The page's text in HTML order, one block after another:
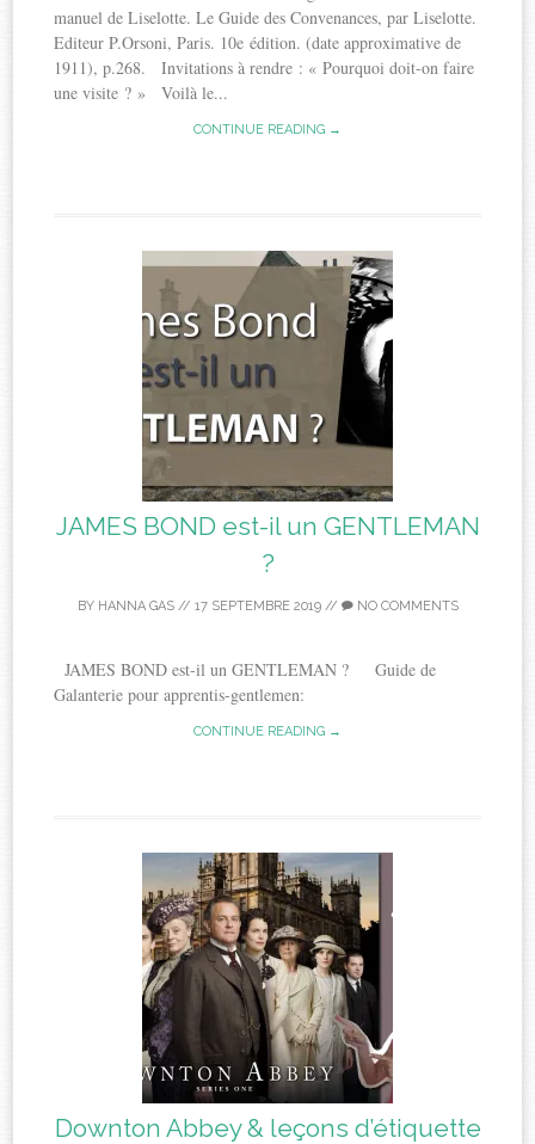
manuel de Liselotte. Le Guide des Convenances, par Liselotte.
Editeur P.Orsoni, Paris. 10e édition. (date approximative de
1911), p.268. Invitations à rendre : « Pourquoi doit-on faire
une visite ? » Voilà le...
CONTINUE READING →
JAMES BOND est-il un GENTLEMAN
?
BY HANNA GAS// 17 SEPTEMBRE 2019// NO COMMENTS
JAMES BOND est-il un GENTLEMAN ? Guide de
Galanterie pour apprentis-gentlemen:
CONTINUE READING →
Downton Abbey & leçons d’étiquette